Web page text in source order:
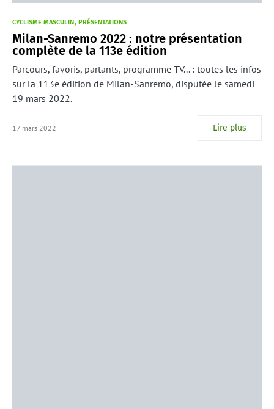
CYCLISME MASCULIN PRÉSENTATIONS
Milan-Sanremo 2022 : notre présentation
complète de la 113e édition
Parcours, favoris, partants, programme TV... : toutes les infos
sur la 113e édition de Milan-Sanremo, disputée le samedi
19 mars 2022.
17 mars 2022 Lire plus